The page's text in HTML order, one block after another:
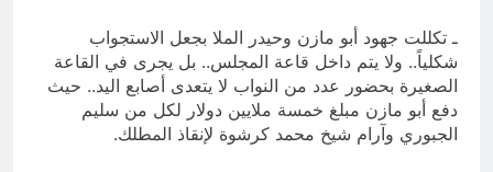
ـ تكللت جهود أبو مازن وحيدر الملا بجعل الاستجواب
شكلياً.. ولا يتم داخل قاعة المجلس.. بل يجرى في القاعة
الصغيرة بحضور عدد من النواب لا يتعدى أصابع اليد.. حيث
دفع أبو مازن مبلغ خمسة ملايين دولار لكل من سليم
الجبوري وآرام شيخ محمد كرشوة لإنقاذ المطلك.